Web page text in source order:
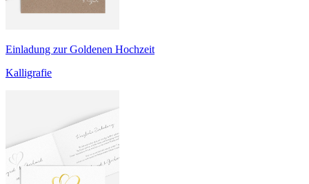
Einladung zur Goldenen Hochzeit
Kalligrafie